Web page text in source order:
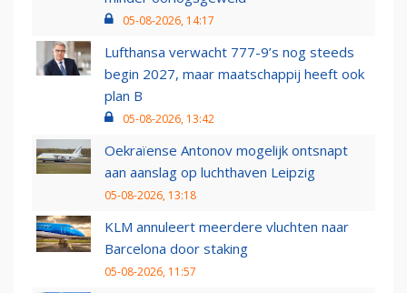
05-08-2026, 14:17
Lufthansa verwacht 777-9’s nog steeds
begin 2027, maar maatschappij heeft ook
plan B
05-08-2026, 13:42
Oekraïense Antonov mogelijk ontsnapt
aan aanslag op luchthaven Leipzig
05-08-2026, 13:18
KLM annuleert meerdere vluchten naar
Barcelona door staking
05-08-2026, 11:57